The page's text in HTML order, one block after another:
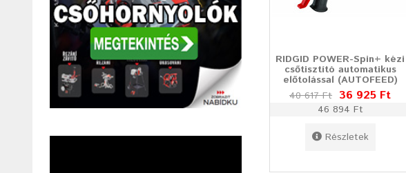
RIDGID POWER-Spin+ kézi
csőtisztító automatikus
előtolással (AUTOFEED)
40 617 Ft 36 925 Ft
46 894 Ft
Részletek